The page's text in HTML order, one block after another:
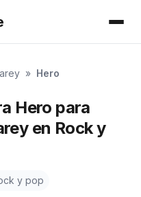
» Hero
Hero para
en Rock y
y pop